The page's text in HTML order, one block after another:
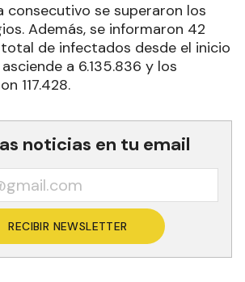
consecutivo se superaron los
Además, se informaron 42
de infectados desde el inicio
a 6.135.836 y los
117.428.
noticias en tu email
RECIBIR NEWSLETTER